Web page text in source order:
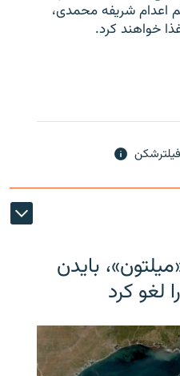
اعدام شریفه محمدی،
خواهند کرد.
بایدن
لغو کرد